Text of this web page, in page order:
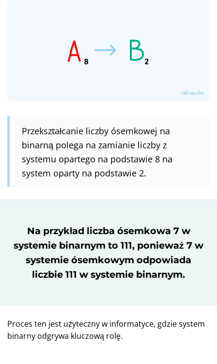
Przekształcanie liczby ósemkowej na
binarną polega na zamianie liczby z
systemu opartego na podstawie 8 na
system oparty na podstawie 2.
Na przykład liczba ósemkowa 7 w
systemie binarnym to 111, ponieważ 7 w
systemie ósemkowym odpowiada
liczbie 111 w systemie binarnym.
Proces ten jest użyteczny w informatyce, gdzie system
binarny odgrywa kluczową rolę.